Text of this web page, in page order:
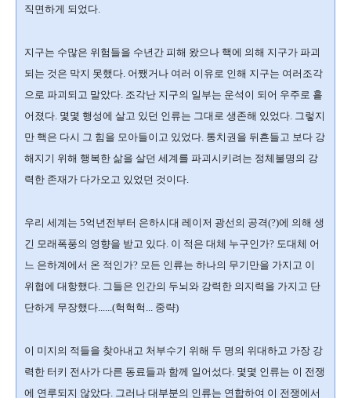
직면하게 되었다.
지구는 수많은 위험들을 수년간 피해 왔으나 핵에 의해 지구가 파괴
되는 것은 막지 못했다. 어쨌거나 여러 이유로 인해 지구는 여러조각
으로 파괴되고 말았다. 조각난 지구의 일부는 운석이 되어 우주로 흩
어졌다. 몇몇 행성에 살고 있던 인류는 그대로 생존해 있었다. 그렇지
만 핵은 다시 그 힘을 모아들이고 있었다. 통치권을 뒤흔들고 보다 강
해지기 위해 행복한 삶을 살던 세계를 파괴시키려는 정체불명의 강
력한 존재가 다가오고 있었던 것이다.
우리 세계는 5억년전부터 은하시대 레이저 광선의 공격(?)에 의해 생
긴 모래폭풍의 영향을 받고 있다. 이 적은 대체 누구인가? 도대체 어
느 은하계에서 온 적인가? 모든 인류는 하나의 무기만을 가지고 이
위협에 대항했다. 그들은 인간의 두뇌와 강력한 의지력을 가지고 단
단하게 무장했다......(헉헉헉... 중략)
이 미지의 적들을 찾아내고 처부수기 위해 두 명의 위대하고 가장 강
력한 터키 전사가 다른 동료들과 함께 일어섰다. 몇몇 인류는 이 전쟁
에 연루되지 않았다. 그러나 대부분의 인류는 연합하여 이 전쟁에서